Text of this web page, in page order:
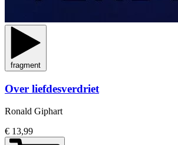
fragment
Over liefdesverdriet
Ronald Giphart
€ 13,99